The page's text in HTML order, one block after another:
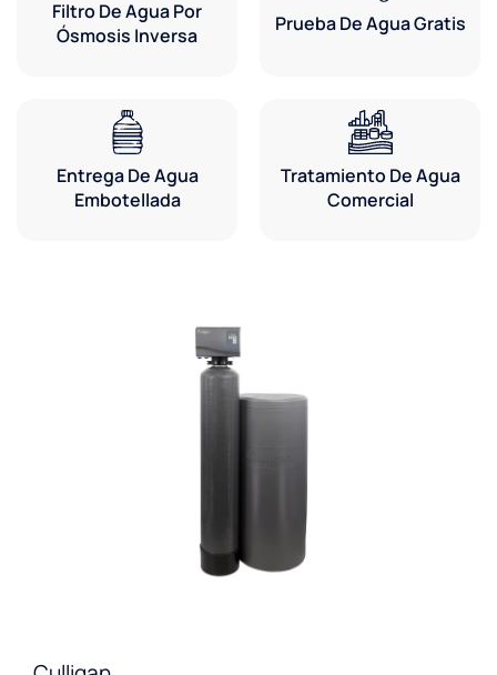
Filtro De Agua Por
Ósmosis Inversa
Prueba De Agua Gratis
Entrega De Agua
Embotellada
Tratamiento De Agua
Comercial